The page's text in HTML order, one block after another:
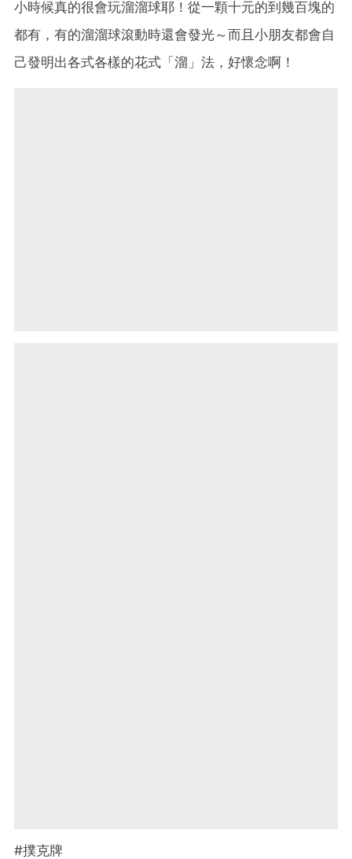
小時候真的很會玩溜溜球耶！從一顆十元的到幾百塊的
都有，有的溜溜球滾動時還會發光～而且小朋友都會自
己發明出各式各樣的花式「溜」法，好懷念啊！
#撲克牌